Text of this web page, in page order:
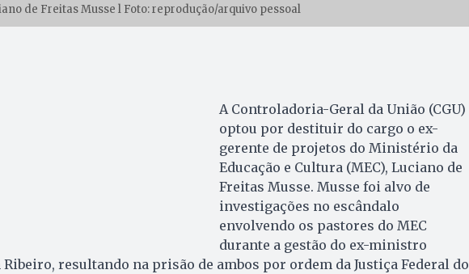
de Freitas Musse l Foto: reprodução/arquivo pessoal
A Controladoria-Geral da União (CGU)
optou por destituir do cargo o ex-
gerente de projetos do Ministério da
Educação e Cultura (MEC), Luciano de
Freitas Musse. Musse foi alvo de
investigações no escândalo
envolvendo os pastores do MEC
durante a gestão do ex-ministro
resultando na prisão de ambos por ordem da Justiça Federal do